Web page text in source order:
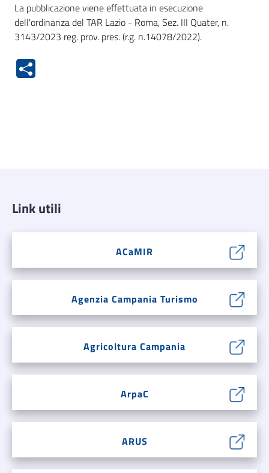
La pubblicazione viene effettuata in esecuzione
dell'ordinanza del TAR Lazio - Roma, Sez. III Quater, n.
3143/2023 reg. prov. pres. (r.g. n.14078/2022).
Link utili
ACaMIR
Agenzia Campania Turismo
Agricoltura Campania
ArpaC
ARUS